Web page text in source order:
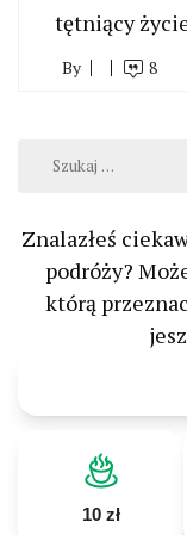
tętniący
By 8
Szukaj:
Znalazłeś
podróży?
którą
10 zł